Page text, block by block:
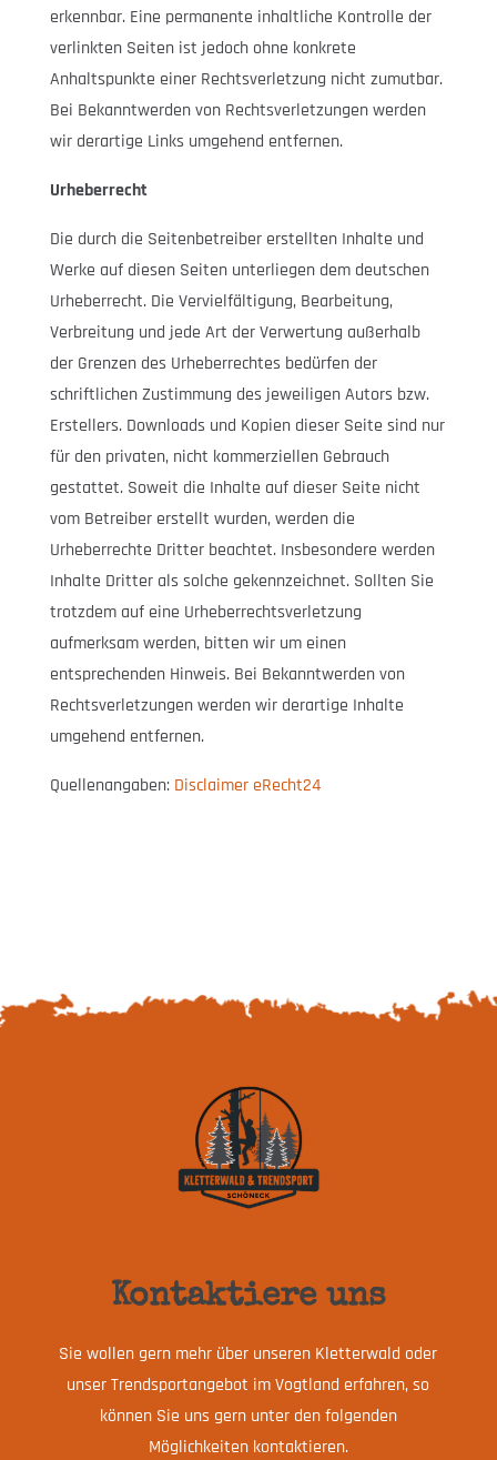
erkennbar. Eine permanente inhaltliche Kontrolle der
verlinkten Seiten ist jedoch ohne konkrete
Anhaltspunkte einer Rechtsverletzung nicht zumutbar.
Bei Bekanntwerden von Rechtsverletzungen werden
wir derartige Links umgehend entfernen.
Urheberrecht
Die durch die Seitenbetreiber erstellten Inhalte und
Werke auf diesen Seiten unterliegen dem deutschen
Urheberrecht. Die Vervielfältigung, Bearbeitung,
Verbreitung und jede Art der Verwertung außerhalb
der Grenzen des Urheberrechtes bedürfen der
schriftlichen Zustimmung des jeweiligen Autors bzw.
Erstellers. Downloads und Kopien dieser Seite sind nur
für den privaten, nicht kommerziellen Gebrauch
gestattet. Soweit die Inhalte auf dieser Seite nicht
vom Betreiber erstellt wurden, werden die
Urheberrechte Dritter beachtet. Insbesondere werden
Inhalte Dritter als solche gekennzeichnet. Sollten Sie
trotzdem auf eine Urheberrechtsverletzung
aufmerksam werden, bitten wir um einen
entsprechenden Hinweis. Bei Bekanntwerden von
Rechtsverletzungen werden wir derartige Inhalte
umgehend entfernen.
Quellenangaben: Disclaimer eRecht24
Kontaktiere uns
Sie wollen gern mehr über unseren Kletterwald oder
unser Trendsportangebot im Vogtland erfahren, so
können Sie uns gern unter den folgenden
Möglichkeiten kontaktieren.